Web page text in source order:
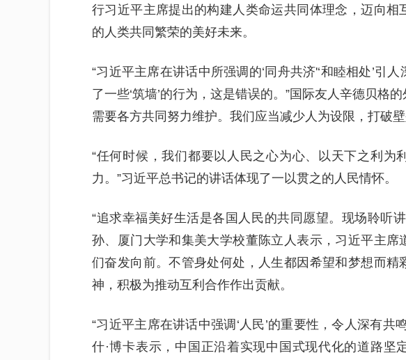
行习近平主席提出的构建人类命运共同体理念，迈向相
的人类共同繁荣的美好未来。
“习近平主席在讲话中所强调的‘同舟共济'‘和睦相处’引
了一些‘筑墙’的行为，这是错误的。”国际友人辛德贝格
需要各方共同努力维护。我们应当减少人为设限，打破壁
“任何时候，我们都要以人民之心为心、以天下之利为
力。”习近平总书记的讲话体现了一以贯之的人民情怀。
“追求幸福美好生活是各国人民的共同愿望。现场聆听
孙、厦门大学和集美大学校董陈立人表示，习近平主席
们奋发向前。不管身处何处，人生都因希望和梦想而精
神，积极为推动互利合作作出贡献。
“习近平主席在讲话中强调‘人民’的重要性，令人深有共
什·博卡表示，中国正沿着实现中国式现代化的道路坚